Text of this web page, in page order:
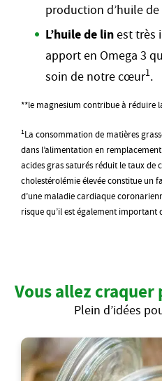
production d’huile
L’huile de linest très
apport en Omega 3
soin de notre cœur1.
**le magnesium contribue à réduire
1La consommation de matières
dans l’alimentation en
acides gras saturés réduit le taux de
cholestérolémie élevée constitue un
d’une maladie cardiaque
risque qu’il est également important
Vous allez craquer
Plein d’idées